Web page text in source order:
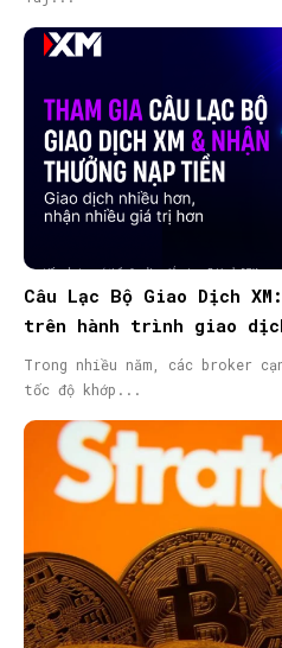
Câu Lạc Bộ Giao Dịch
trên hành trình giao
Trong nhiều năm, các broker
tốc độ khớp...